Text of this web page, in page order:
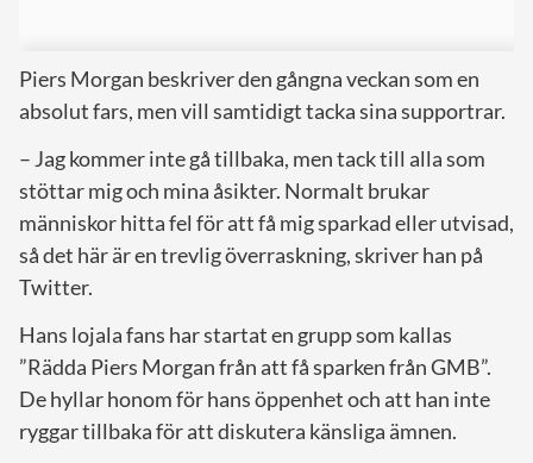
Piers Morgan beskriver den gångna veckan som en
absolut fars, men vill samtidigt tacka sina supportrar.
– Jag kommer inte gå tillbaka, men tack till alla som
stöttar mig och mina åsikter. Normalt brukar
människor hitta fel för att få mig sparkad eller utvisad,
så det här är en trevlig överraskning, skriver han på
Twitter.
Hans lojala fans har startat en grupp som kallas
”Rädda Piers Morgan från att få sparken från GMB”.
De hyllar honom för hans öppenhet och att han inte
ryggar tillbaka för att diskutera känsliga ämnen.